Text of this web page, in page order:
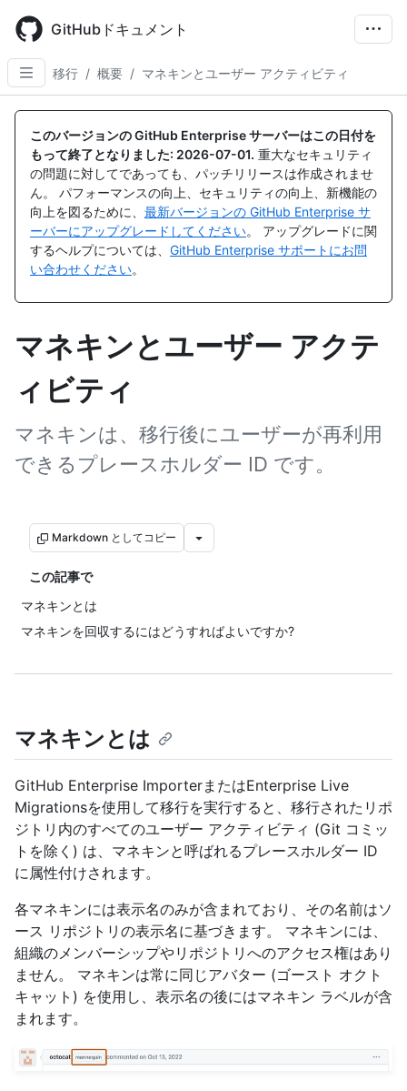
main
content
GitHubドキュメント
移行 / 概要 / マネキンとユーザー アクティビティ
このバージョンの GitHub Enterprise サーバーはこの日付を
もって終了となりました: 2026-07-01. 重大なセキュリティ
の問題に対してであっても、パッチリリースは作成されませ
ん。 パフォーマンスの向上、セキュリティの向上、新機能の
向上を図るために、 最新バージョンの GitHub Enterprise サ
ーバーにアップグレードしてください。 アップグレードに関
するヘルプについては、 GitHub Enterprise サポートにお問
い合わせください。
マネキンとユーザー アクテ
ィビティ
マネキンは、移行後にユーザーが再利用
できるプレースホルダー ID です。
Markdown としてコピー
この記事で
マネキンとは
マネキンを回収するにはどうすればよいですか?
マネキンとは
GitHub Enterprise ImporterまたはEnterprise Live
Migrationsを使用して移行を実行すると、移行されたリポ
ジトリ内のすべてのユーザー アクティビティ (Git コミッ
トを除く) は、マネキンと呼ばれるプレースホルダー ID
に属性付けされます。
各マネキンには表示名のみが含まれており、その名前はソ
ース リポジトリの表示名に基づきます。 マネキンには、
組織のメンバーシップやリポジトリへのアクセス権はあり
ません。 マネキンは常に同じアバター (ゴースト オクト
キャット) を使用し、表示名の後にはマネキン ラベルが含
まれます。